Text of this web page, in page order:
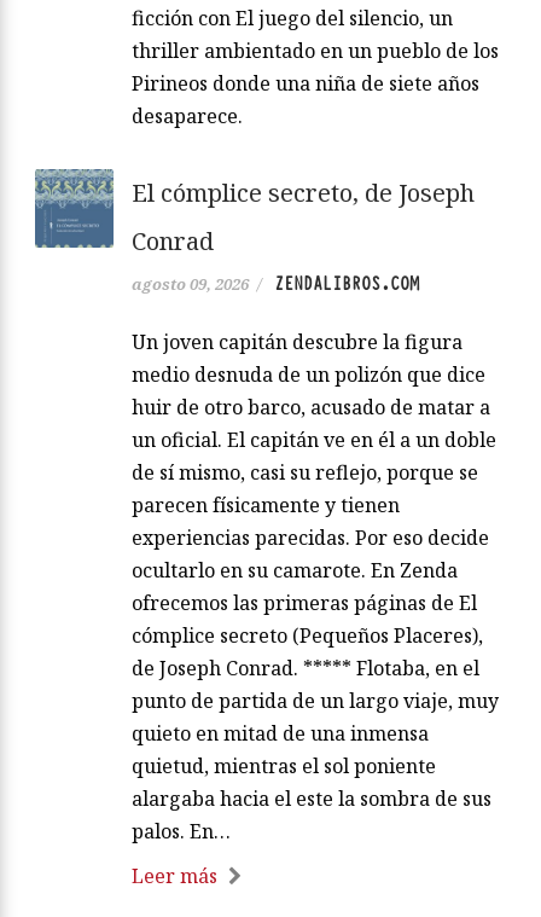
ficción con El juego del silencio, un
thriller ambientado en un pueblo de los
Pirineos donde una niña de siete años
desaparece.
El cómplice secreto, de Joseph
Conrad
agosto 09, 2026 / ZENDALIBROS.COM
Un joven capitán descubre la figura
medio desnuda de un polizón que dice
huir de otro barco, acusado de matar a
un oficial. El capitán ve en él a un doble
de sí mismo, casi su reflejo, porque se
parecen físicamente y tienen
experiencias parecidas. Por eso decide
ocultarlo en su camarote. En Zenda
ofrecemos las primeras páginas de El
cómplice secreto (Pequeños Placeres),
de Joseph Conrad. ***** Flotaba, en el
punto de partida de un largo viaje, muy
quieto en mitad de una inmensa
quietud, mientras el sol poniente
alargaba hacia el este la sombra de sus
palos. En…
Leer más